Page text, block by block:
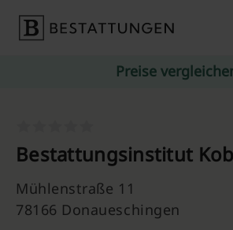
Preise
Bestattungsinstitut
Mühlenstraße 11
78166 Donaueschingen